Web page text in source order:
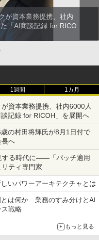
が資本業務提携、社内
「AI商談記録 for RICO
1週間 1カ月
資本業務提携、社内6000人
記録 for RICOH」を展開へ
の村田将輝氏が8月1日付で
長へ
する時代に――「パッチ適用
ティ専門家
いパワーアーキテクチャとは
は何か 業務のすみ分けとAI
戦略
もっと見る